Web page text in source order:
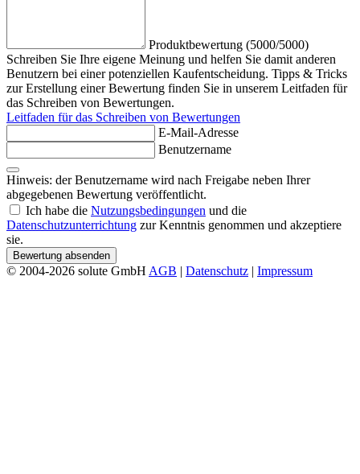
Produktbewertung (5000/5000)
Schreiben Sie Ihre eigene Meinung und helfen Sie damit anderen
Benutzern bei einer potenziellen Kaufentscheidung. Tipps & Tricks
zur Erstellung einer Bewertung finden Sie in unserem Leitfaden für
das Schreiben von Bewertungen.
Leitfaden für das Schreiben von Bewertungen
E-Mail-Adresse
Benutzername
Hinweis: der Benutzername wird nach Freigabe neben Ihrer
abgegebenen Bewertung veröffentlicht.
Ich habe die Nutzungsbedingungen und die
Datenschutzunterrichtung zur Kenntnis genommen und akzeptiere
sie.
Bewertung absenden
© 2004-2026 solute GmbH AGB | Datenschutz | Impressum